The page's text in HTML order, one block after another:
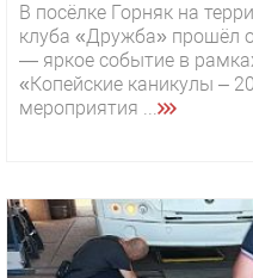
В посёлке Горняк на
клуба «Дружба» прошёл
— яркое событие в
«Копейские каникулы –
мероприятия ...